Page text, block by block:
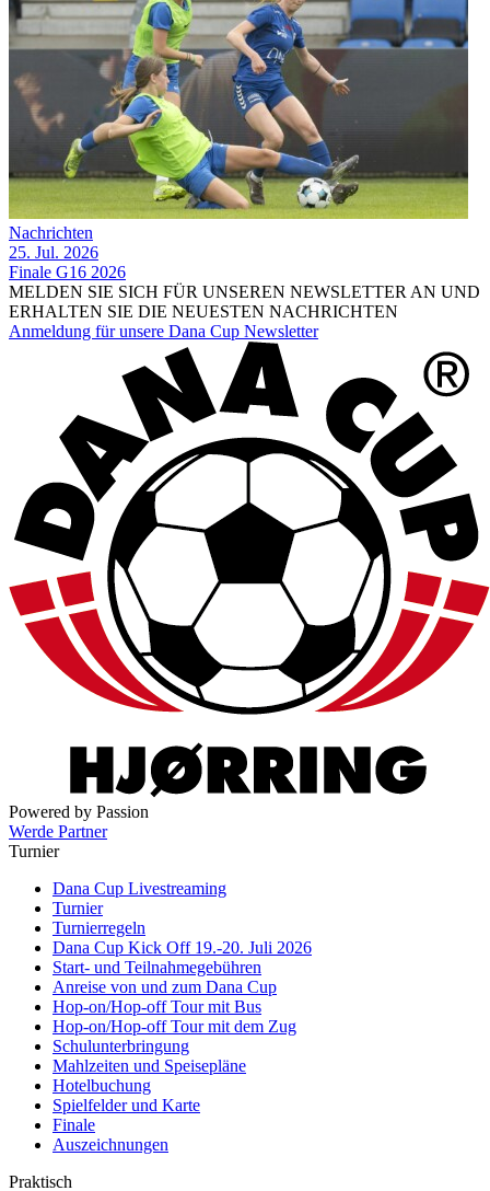
Nachrichten
25. Jul. 2026
Finale G16 2026
MELDEN SIE SICH FÜR UNSEREN NEWSLETTER AN UND
ERHALTEN SIE DIE NEUESTEN NACHRICHTEN
Anmeldung für unsere Dana Cup Newsletter
Powered by Passion
Werde Partner
Turnier
Dana Cup Livestreaming
Turnier
Turnierregeln
Dana Cup Kick Off 19.-20. Juli 2026
Start- und Teilnahmegebühren
Anreise von und zum Dana Cup
Hop-on/Hop-off Tour mit Bus
Hop-on/Hop-off Tour mit dem Zug
Schulunterbringung
Mahlzeiten und Speisepläne
Hotelbuchung
Spielfelder und Karte
Finale
Auszeichnungen
Praktisch